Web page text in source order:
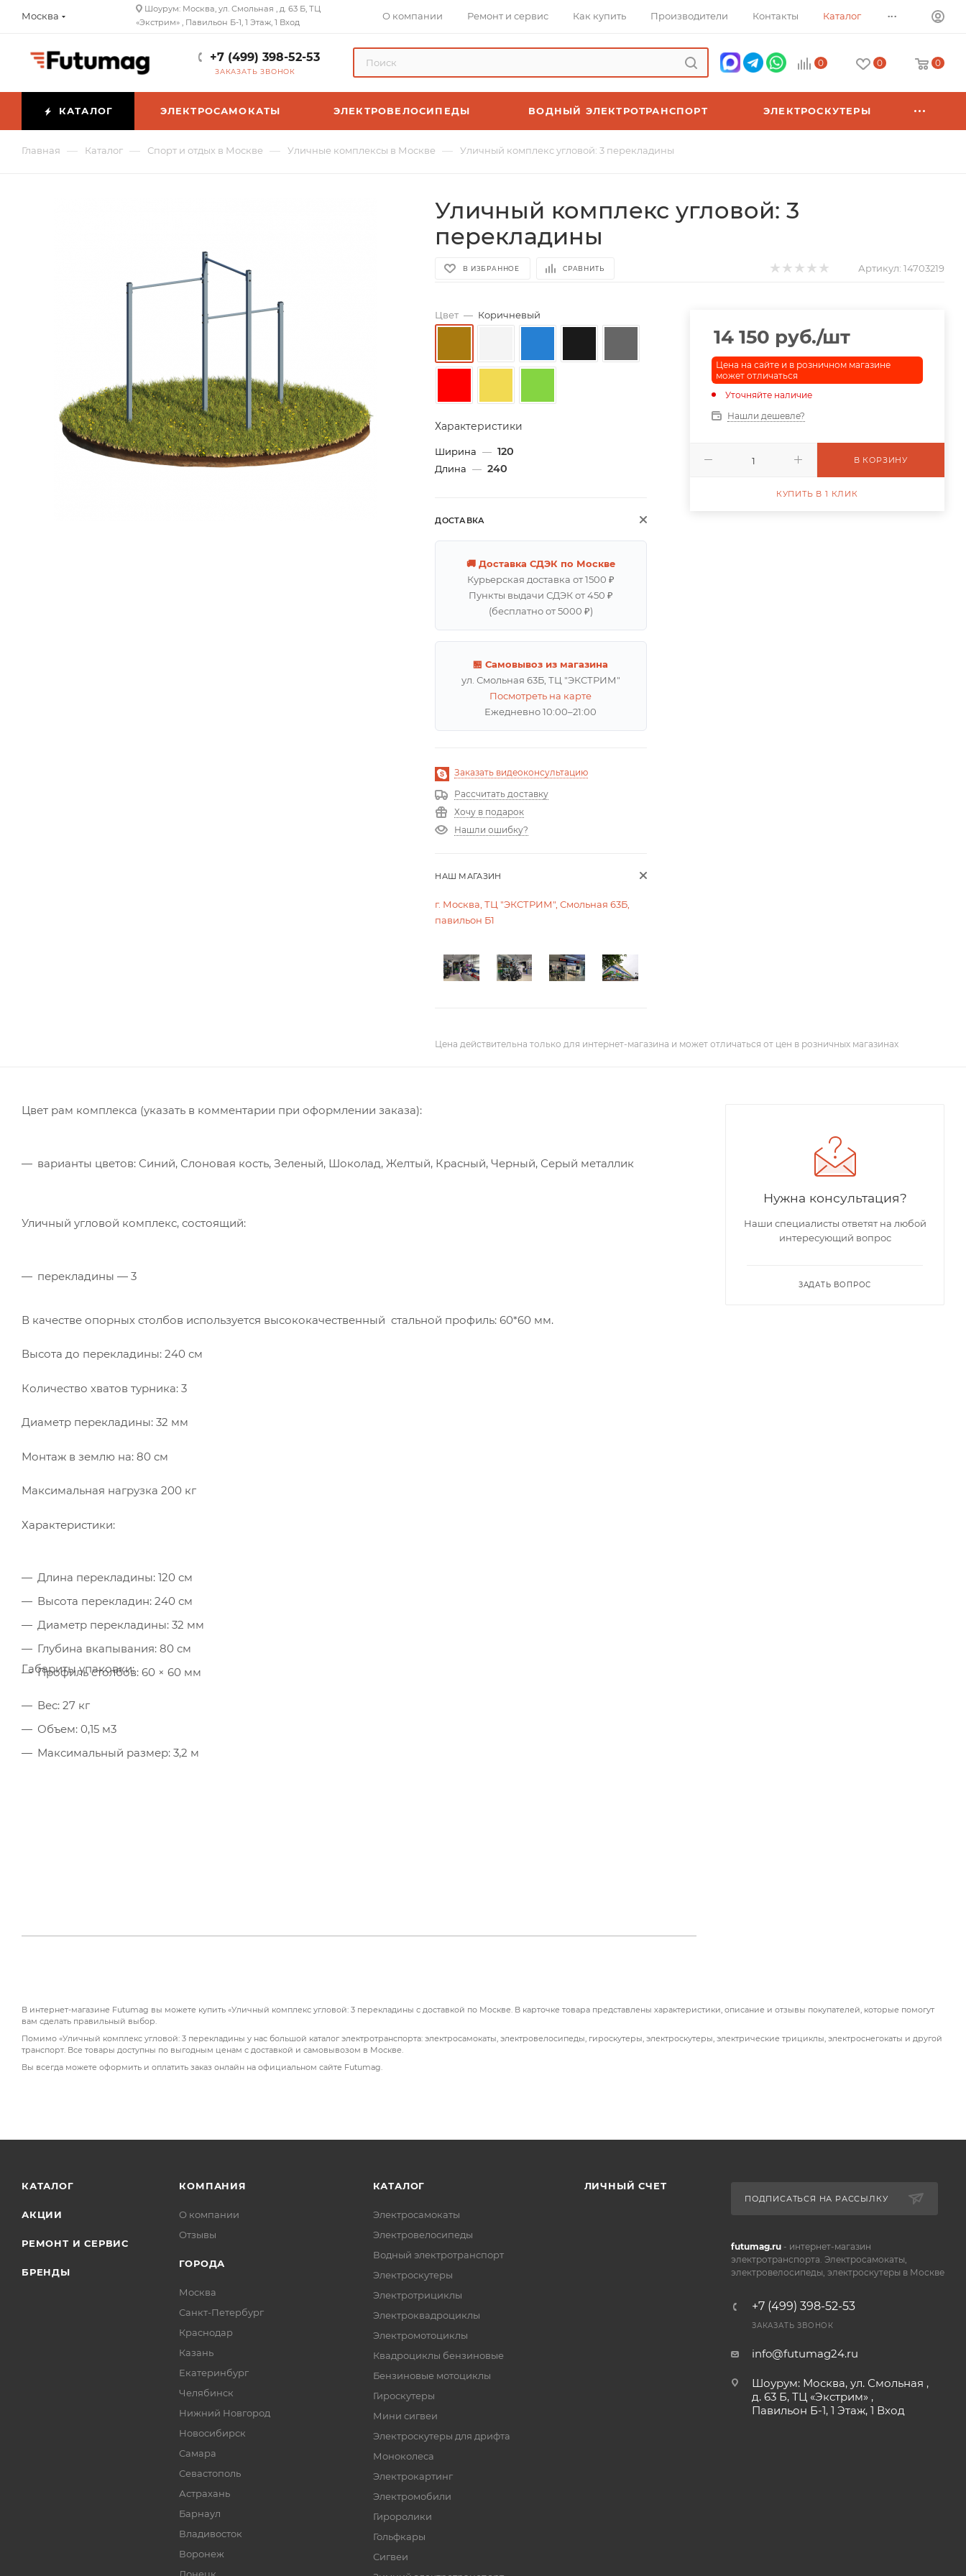
Москва
Шоурум: Москва, ул. Смольная , д. 63 Б, ТЦ
«Экстрим» , Павильон Б-1, 1 Этаж, 1 Вход
О компании Ремонт и сервис Как купить Производители Контакты Каталог ...
+7 (499) 398-52-53
ЗАКАЗАТЬ ЗВОНОК
0 0 0
КАТАЛОГ ЭЛЕКТРОСАМОКАТЫ ЭЛЕКТРОВЕЛОСИПЕДЫ ВОДНЫЙ ЭЛЕКТРОТРАНСПОРТ ЭЛЕКТРОСКУТЕРЫ
Главная — Каталог — Спорт и отдых в Москве — Уличные комплексы в Москве — Уличный комплекс угловой: 3 перекладины
Уличный комплекс угловой: 3
перекладины
В ИЗБРАННОЕ СРАВНИТЬ Артикул: 14703219
Цвет — Коричневый
Характеристики
Ширина — 120
Длина — 240
ДОСТАВКА
🚚 Доставка СДЭК по Москве
Курьерская доставка от 1500 ₽
Пункты выдачи СДЭК от 450 ₽
(бесплатно от 5000 ₽)
🏪 Самовывоз из магазина
ул. Смольная 63Б, ТЦ "ЭКСТРИМ"
Посмотреть на карте
Ежедневно 10:00–21:00
Заказать видеоконсультацию
Рассчитать доставку
Хочу в подарок
Нашли ошибку?
НАШ МАГАЗИН
г. Москва, ТЦ "ЭКСТРИМ", Смольная 63Б,
павильон Б1
14 150 руб./шт
Цена на сайте и в розничном магазине
может отличаться
Уточняйте наличие
Нашли дешевле?
В КОРЗИНУ
КУПИТЬ В 1 КЛИК
Цена действительна только для интернет-магазина и может отличаться от цен в розничных магазинах
Цвет рам комплекса (указать в комментарии при оформлении заказа):
варианты цветов: Синий, Слоновая кость, Зеленый, Шоколад, Желтый, Красный, Черный, Серый металлик
Уличный угловой комплекс, состоящий:
перекладины — 3
В качестве опорных столбов используется высококачественный стальной профиль: 60*60 мм.
Высота до перекладины: 240 см
Количество хватов турника: 3
Диаметр перекладины: 32 мм
Монтаж в землю на: 80 см
Максимальная нагрузка 200 кг
Характеристики:
Длина перекладины: 120 см
Высота перекладин: 240 см
Диаметр перекладины: 32 мм
Глубина вкапывания: 80 см
Профиль столбов: 60 × 60 мм
Габариты упаковки:
Вес: 27 кг
Объем: 0,15 м3
Максимальный размер: 3,2 м
Нужна консультация?
Наши специалисты ответят на любой
интересующий вопрос
ЗАДАТЬ ВОПРОС
В интернет-магазине Futumag вы можете купить «Уличный комплекс угловой: 3 перекладины с доставкой по Москве. В карточке товара представлены характеристики, описание и отзывы покупателей, которые помогут
вам сделать правильный выбор.
Помимо «Уличный комплекс угловой: 3 перекладины у нас большой каталог электротранспорта: электросамокаты, электровелосипеды, гироскутеры, электроскутеры, электрические трициклы, электроснегокаты и другой
транспорт. Все товары доступны по выгодным ценам с доставкой и самовывозом в Москве.
Вы всегда можете оформить и оплатить заказ онлайн на официальном сайте Futumag.
КАТАЛОГ
АКЦИИ
РЕМОНТ И СЕРВИС
БРЕНДЫ
КОМПАНИЯ
О компании
Отзывы
ГОРОДА
Москва
Санкт-Петербург
Краснодар
Казань
Екатеринбург
Челябинск
Нижний Новгород
Новосибирск
Самара
Севастополь
Астрахань
Барнаул
Владивосток
Воронеж
КАТАЛОГ
Электросамокаты
Электровелосипеды
Водный электротранспорт
Электроскутеры
Электротрициклы
Электроквадроциклы
Электромотоциклы
Квадроциклы бензиновые
Бензиновые мотоциклы
Гироскутеры
Мини сигвеи
Электроскутеры для дрифта
Моноколеса
Электрокартинг
Электромобили
Гироролики
Гольфкары
Сигвеи
ЛИЧНЫЙ СЧЕТ
ПОДПИСАТЬСЯ НА РАССЫЛКУ
futumag.ru- интернет-магазин
электротранспорта. Электросамокаты,
электровелосипеды, электроскутеры в Москве
+7 (499) 398-52-53
ЗАКАЗАТЬ ЗВОНОК
info@futumag24.ru
Шоурум: Москва, ул. Смольная ,
д. 63 Б, ТЦ «Экстрим» ,
Павильон Б-1, 1 Этаж, 1 Вход